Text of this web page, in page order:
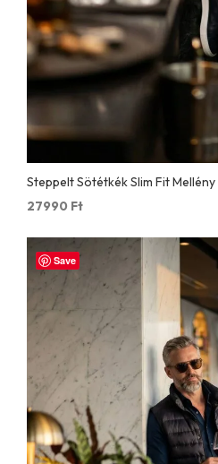
Steppelt Sötétkék Slim Fit Mellény
27990 Ft
Save